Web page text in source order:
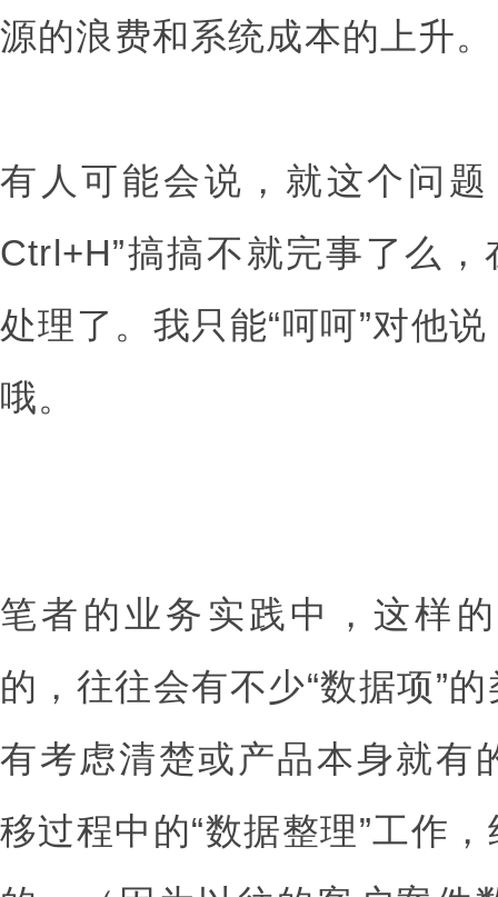
源的浪费和系统成本的上升。
有人可能会说，就这个问
Ctrl+H”搞搞不就完事了么
处理了。我只能“呵呵”对他
哦。
笔者的业务实践中，这样
的，往往会有不少“数据项”
有考虑清楚或产品本身就有
移过程中的“数据整理”工作